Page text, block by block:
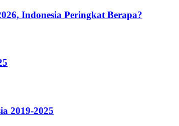
Indonesia Peringkat Berapa?
2019-2025